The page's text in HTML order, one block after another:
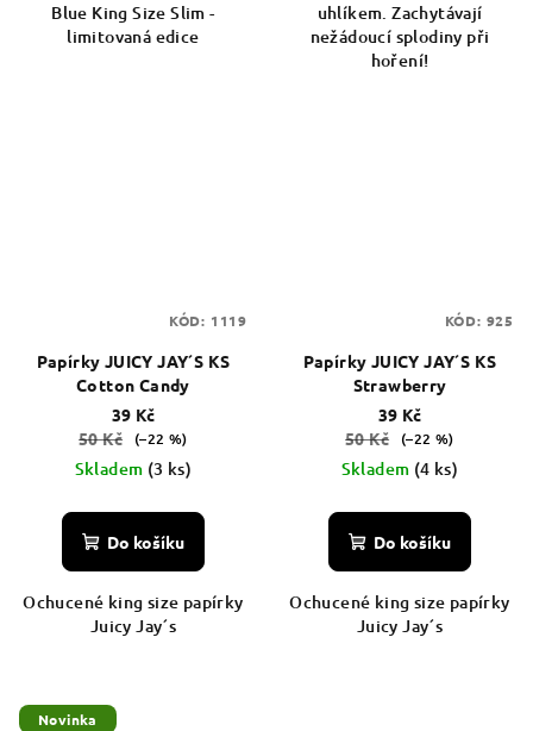
Blue King Size Slim -
limitovaná edice
uhlíkem. Zachytávají
nežádoucí splodiny při
hoření!
Papírky JUICY JAY´S KS
Cotton Candy
39 Kč
50 Kč
(–22 %)
Skladem (3 ks)
Do košíku
Ochucené king size papírky
Juicy Jay´s
KÓD: 1119
Papírky JUICY JAY´S KS
Strawberry
39 Kč
50 Kč
(–22 %)
Skladem (4 ks)
Do košíku
Ochucené king size papírky
Juicy Jay´s
KÓD: 925
Novinka